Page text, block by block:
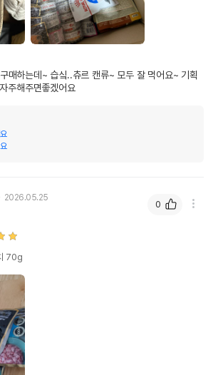
매하는데~ 습싴..츄르 캔류~ 모두 잘 먹어요~ 기획
주해주면좋겠어요
2026.05.25
70g
0